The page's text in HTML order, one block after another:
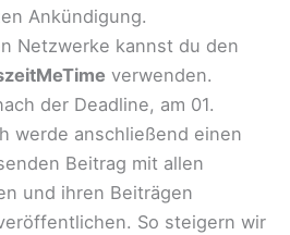
Ankündigung.
Netzwerke kannst du den
verwenden.
der Deadline, am 01.
werde anschließend einen
Beitrag mit allen
und ihren Beiträgen
So steigern wir